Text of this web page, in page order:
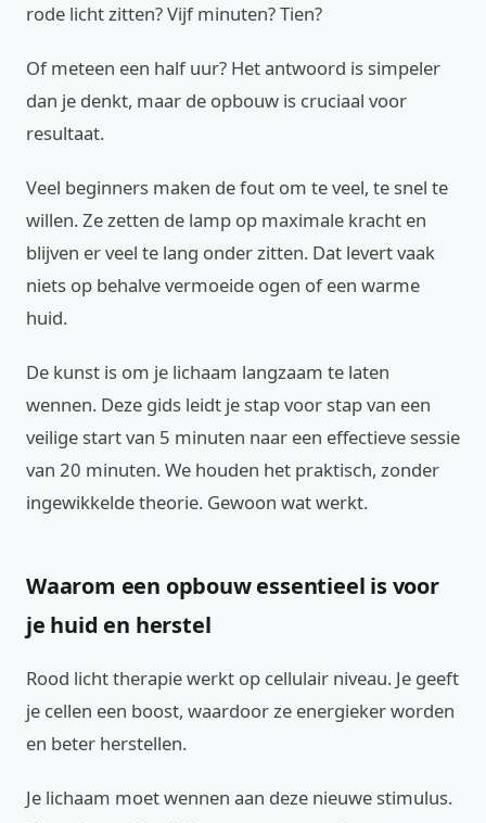
rode licht zitten? Vijf minuten? Tien?
Of meteen een half uur? Het antwoord is simpeler
dan je denkt, maar de opbouw is cruciaal voor
resultaat.
Veel beginners maken de fout om te veel, te snel te
willen. Ze zetten de lamp op maximale kracht en
blijven er veel te lang onder zitten. Dat levert vaak
niets op behalve vermoeide ogen of een warme
huid.
De kunst is om je lichaam langzaam te laten
wennen. Deze gids leidt je stap voor stap van een
veilige start van 5 minuten naar een effectieve sessie
van 20 minuten. We houden het praktisch, zonder
ingewikkelde theorie. Gewoon wat werkt.
Waarom een opbouw essentieel is voor
je huid en herstel
Rood licht therapie werkt op cellulair niveau. Je geeft
je cellen een boost, waardoor ze energieker worden
en beter herstellen.
Je lichaam moet wennen aan deze nieuwe stimulus.